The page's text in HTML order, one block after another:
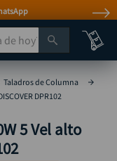
Taladros de Columna
DPR102
5 Vel alto